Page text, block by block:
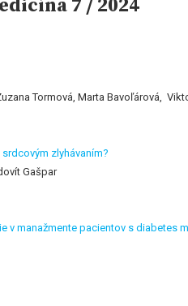
7 / 2024
Tormová, Marta Bavoľárová,
zlyhávaním?
Gašpar
v manažmente pacientov s diabetes